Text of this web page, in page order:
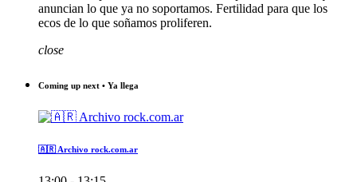
anuncian lo que ya no soportamos. Fertilidad para que los
ecos de lo que soñamos proliferen.
close
Coming up next • Ya llega
🇦🇷 Archivo rock.com.ar